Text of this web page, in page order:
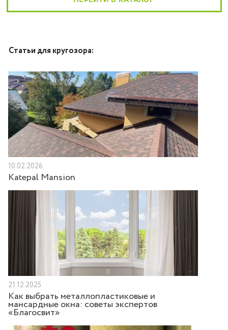
Статьи для кругозора:
10.02.2026
Katepal Mansion
21.12.2025
Как выбрать металлопластиковые и
мансардные окна: советы экспертов
«Благосвит»